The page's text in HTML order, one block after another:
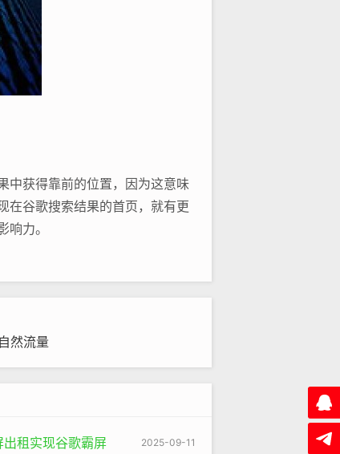
中获得靠前的位置，因为这意味
在谷歌搜索结果的首页，就有更
力。
如果用户搜索“健康食谱”，那
、元标签等各个部分。
站有很多来自其他高质量、权
，也可能会被谷歌降低排名。
然流量
2025-09-11
租实现谷歌霸屏